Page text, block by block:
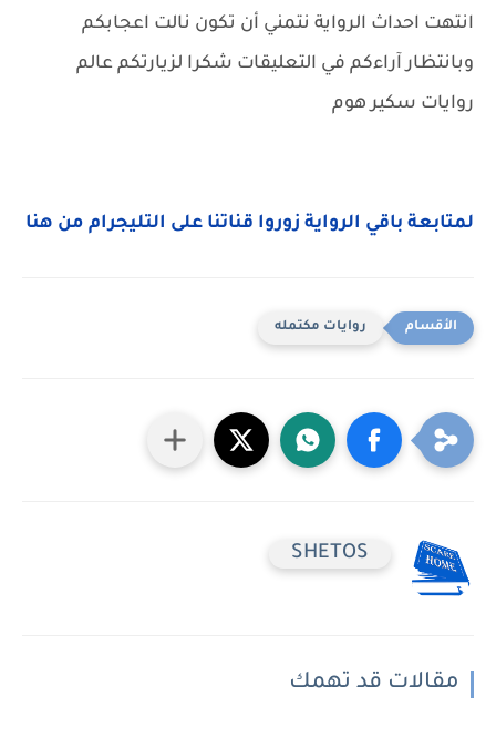
انتهت احداث الرواية نتمني أن تكون نالت اعجابكم
وبانتظار آراءكم في التعليقات شكرا لزيارتكم عالم
روايات سكير هوم
لمتابعة باقي الرواية زوروا قناتنا على التليجرام من هنا
روايات مكتمله
SHETOS
مقالات قد تهمك